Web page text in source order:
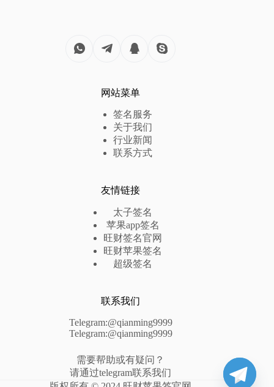
网站菜单
签名服务
关于我们
行业新闻
联系方式
友情链接
太子签名
苹果app签名
旺财签名官网
旺财苹果签名
超级签名
联系我们
Telegram:@qianming9999
Telegram:@qianming9999
需要帮助或有疑问？
请通过telegram联系我们